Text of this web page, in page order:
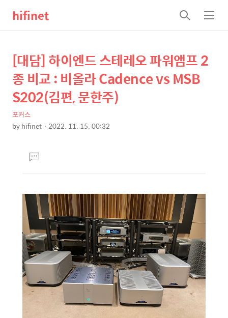
hifinet
검
색
메
뉴
상
세
컨
텐
츠
본
문
제
목
[대담] 하이엔드 스테레오 파워앰프 2
종 비교 : 비올라 Cadence vs MSB
S202(김편, 문한주)
포커스
byhifinet 2022. 11. 15. 00:32
댓
글